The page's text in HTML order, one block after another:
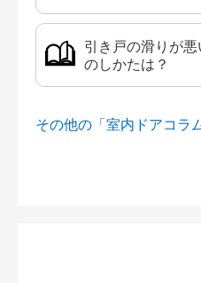
引き戸の滑りが
のしかたは？
その他の「室内ドアコラ